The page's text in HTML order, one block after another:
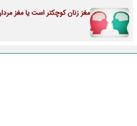
مغز زنان کوچکتر است یا مغز